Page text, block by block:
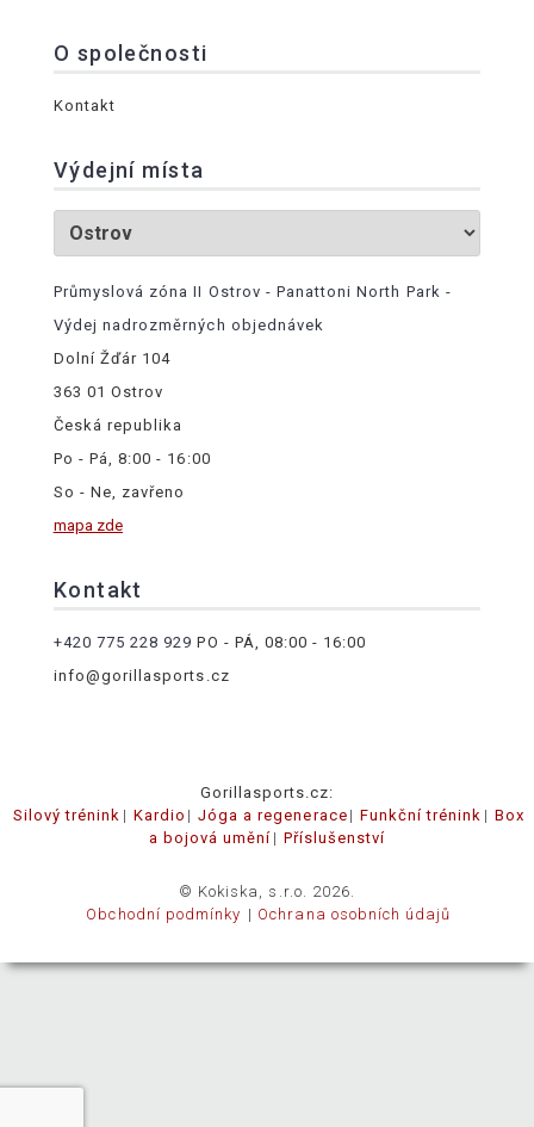
O společnosti
Kontakt
Výdejní místa
Průmyslová zóna II Ostrov - Panattoni North Park -
Výdej nadrozměrných objednávek
Dolní Žďár 104
363 01 Ostrov
Česká republika
Po - Pá, 8:00 - 16:00
So - Ne, zavřeno
mapa zde
Kontakt
+420 775 228 929 PO - PÁ, 08:00 - 16:00
info@gorillasports.cz
Gorillasports.cz:
Silový trénink
Kardio Jóga a regenerace Funkční trénink
Box
a bojová umění
Příslušenství
© Kokiska, s.r.o. 2026.
Obchodní podmínky
Ochrana osobních údajů